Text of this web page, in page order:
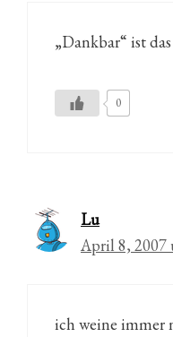
„Dankbar“ ist
0
Lu
April 8, 2007
ich weine immer